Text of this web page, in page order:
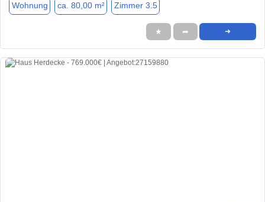
Wohnung ca. 80,00 m² Zimmer 3.5
★ ➦ ➜